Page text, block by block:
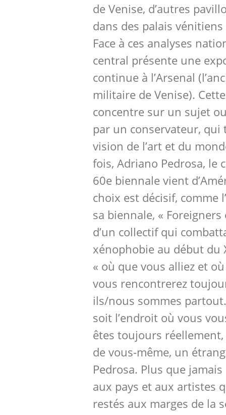
de Venise, d’autres
dans des palais
Face à ces analyses
central présente une
continue à l’Arsenal
militaire de Venise).
concentre sur un sujet
par un conservateur, qui
vision de l’art et du
fois, Adriano Pedrosa, le
60e biennale vient
choix est décisif, comme
sa biennale, «
d’un collectif qui
xénophobie au début du
« où que vous alliez et
vous rencontrerez
ils/nous sommes
soit l’endroit où vous
êtes toujours
de vous-même, un
Pedrosa. Plus que jamais
aux pays et aux artistes
restés aux marges de la